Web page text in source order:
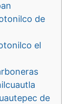
de
el
de